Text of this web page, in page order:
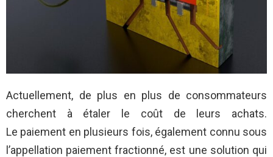
Actuellement, de plus en plus de consommateurs
cherchent à étaler le coût de leurs achats.
Le paiement en plusieurs fois, également connu sous
l’appellation paiement fractionné, est une solution qui